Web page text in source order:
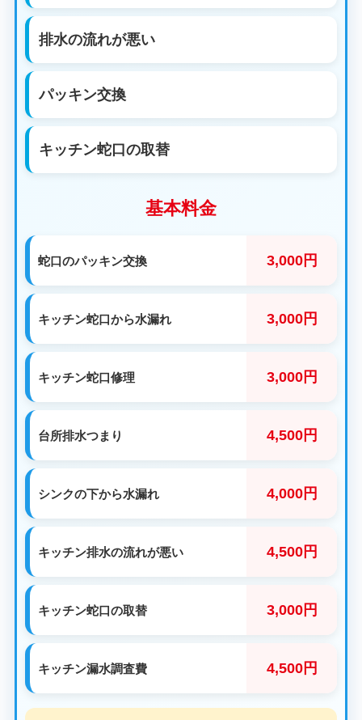
排水の流れが悪い
パッキン交換
キッチン蛇口の取替
基本料金
蛇口のパッキン交換 3,000円
キッチン蛇口から水漏れ 3,000円
キッチン蛇口修理 3,000円
台所排水つまり 4,500円
シンクの下から水漏れ 4,000円
キッチン排水の流れが悪い 4,500円
キッチン蛇口の取替 3,000円
キッチン漏水調査費 4,500円